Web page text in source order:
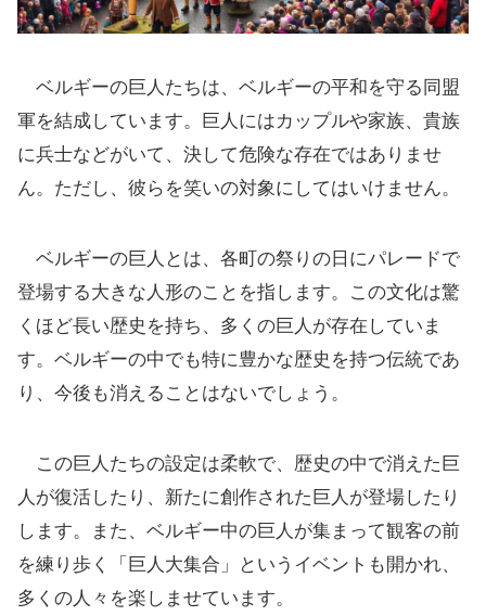
ベルギーの巨人たちは、ベルギーの平和を守る同盟
軍を結成しています。巨人にはカップルや家族、貴族
に兵士などがいて、決して危険な存在ではありませ
ん。ただし、彼らを笑いの対象にしてはいけません。
ベルギーの巨人とは、各町の祭りの日にパレードで
登場する大きな人形のことを指します。この文化は驚
くほど長い歴史を持ち、多くの巨人が存在していま
す。ベルギーの中でも特に豊かな歴史を持つ伝統であ
り、今後も消えることはないでしょう。
この巨人たちの設定は柔軟で、歴史の中で消えた巨
人が復活したり、新たに創作された巨人が登場したり
します。また、ベルギー中の巨人が集まって観客の前
を練り歩く「巨人大集合」というイベントも開かれ、
多くの人々を楽しませています。